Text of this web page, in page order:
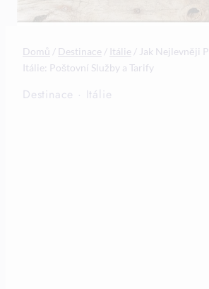
Domů / Destinace / Itálie / Jak Nejlevněji
Itálie: Poštovní Služby a Tarify
Destinace · Itálie